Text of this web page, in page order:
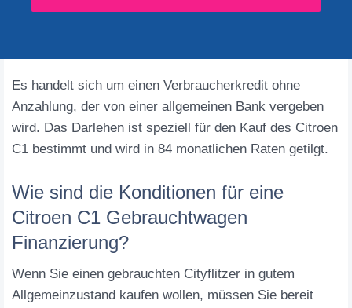
Es handelt sich um einen Verbraucherkredit ohne
Anzahlung, der von einer allgemeinen Bank vergeben
wird. Das Darlehen ist speziell für den Kauf des Citroen
C1 bestimmt und wird in 84 monatlichen Raten getilgt.
Wie sind die Konditionen für eine
Citroen C1 Gebrauchtwagen
Finanzierung?
Wenn Sie einen gebrauchten Cityflitzer in gutem
Allgemeinzustand kaufen wollen, müssen Sie bereit